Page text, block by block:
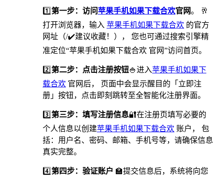
1️⃣第一步：访问苹果手机如果下载合欢官网。 🥂
打开浏览器，输入 苹果手机如果下载合欢 的官方
网址（/✔️建议收藏！）， 您也可通过搜索引擎精
准定位“苹果手机如果下载合欢 官网”访问首页。
2️⃣第二步：点击注册按钮🍚进入苹果手机如果下
载合欢 官网后， 页面中会显示醒目的「立即注
册」按钮，点击即刻跳转至全智能化注册界面。
3️⃣第三步：填写注册信息🔐在注册页填写必要的
个人信息以创建苹果手机如果下载合欢 账户， 包
括：用户名、密码、邮箱、手机号等，请确保信息
真实完整。
4️⃣第四步：验证账户 🏫提交信息后，系统将向您